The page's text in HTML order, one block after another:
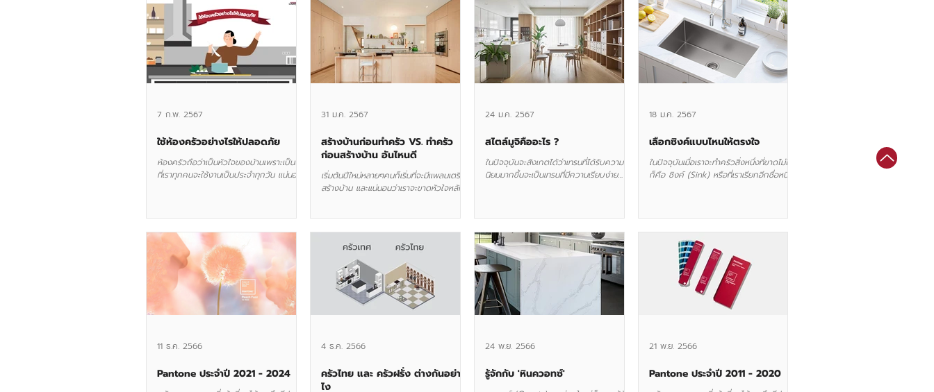
ใช้ห้องครัวอย่างไรให้ปลอดภัย
ห้องครัวถือว่าเป็นหัวใจของบ้านเพราะเป็นจุด
ที่เราทุกคนจะใช้งานเป็นประจำทุกวัน แน่นอน
7 ก.พ. 2567
สร้างบ้านก่อนทำครัว VS. ทำครัว
ก่อนสร้างบ้าน อันไหนดี
เริ่มต้นปีใหม่หลายๆคนก็เริ่มที่จะมีแพลนเตรียม
สร้างบ้าน และแน่นอนว่าเราจะขาดหัวใจหลัก
31 ม.ค. 2567
สไตล์มูจิคืออะไร ?
ในปัจจุบันจะสังเกตได้ว่าเทรนที่ได้รับความ
นิยมมากขึ้นจะเป็นเทรนที่มีความเรียบง่าย
24 ม.ค. 2567
เลือกซิงค์แบบไหนให้ตรงใจ
ในปัจจุบันเมื่อเราจะทำครัวสิ่งหนึ่งที่ขาดไม่ได้
ก็คือ ซิงค์ (Sink) หรือที่เราเรียกอีกชื่อหนึ่ง
18 ม.ค. 2567
Pantone ประจำปี 2021 - 2024
11 ธ.ค. 2566
ครัวไทย และ ครัวฝรั่ง ต่างกันอย่าง
ไง
4 ธ.ค. 2566
รู้จักกับ 'หินควอทซ์'
24 พ.ย. 2566
Pantone ประจำปี 2011 - 2020
21 พ.ย. 2566